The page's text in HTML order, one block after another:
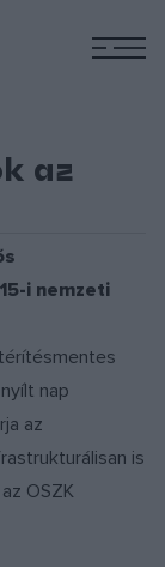
az
i nemzeti
nap
az
is
OSZK